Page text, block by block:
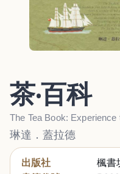
茶‧百科
The Tea Book:
琳達．蓋拉德
出版社
楓書